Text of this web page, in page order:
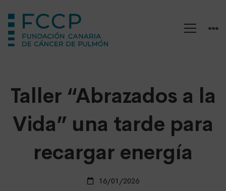
Taller
“Abrazados
Taller “Abrazados a la
Vida” una tarde para
recargar energía
16/01/2026